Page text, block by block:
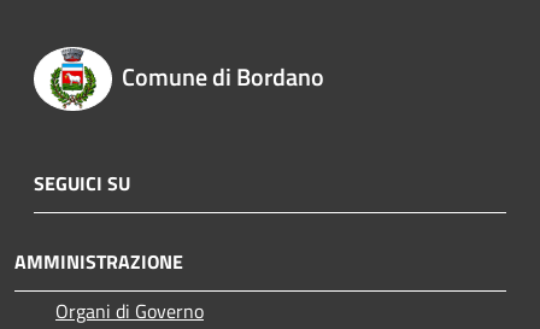
Comune di Bordano
SEGUICI SU
AMMINISTRAZIONE
Organi di Governo